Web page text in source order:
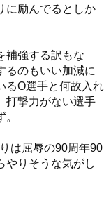
に励んでるとしか
補強する訳もな
るのもいい加減に
るO選手と何故入れ
打撃力がない選手
は屈辱の90周年90
やりそうな気がし